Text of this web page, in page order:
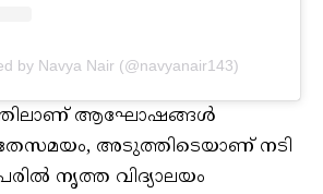
by Navya Nair (@navyanair143)
ആഘോഷങ്ങൾ
അടുത്തിടെയാണ് നടി
നൃത്ത വിദ്യാലയം